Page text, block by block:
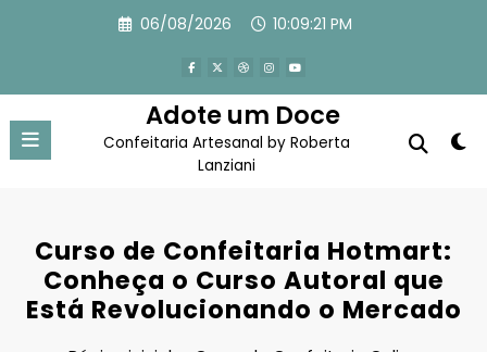
06/08/2026 10:09:22 PM
Adote um Doce
Confeitaria Artesanal by Roberta
Lanziani
Curso de Confeitaria Hotmart:
Conheça o Curso Autoral que
Está Revolucionando o Mercado